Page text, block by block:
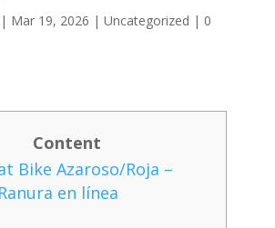
| Mar 19, 2026 | Uncategorized | 0
Content
Bike Azaroso/Roja –
en línea